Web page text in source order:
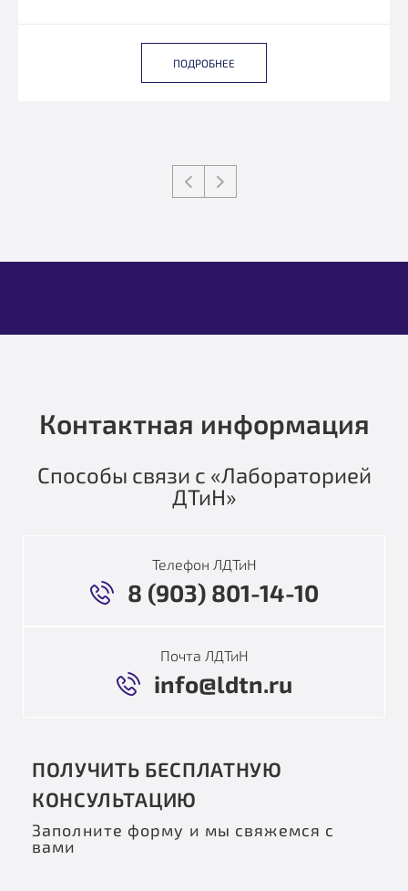
ПОДРОБНЕЕ
Контактная информация
Способы связи с «Лабораторией
ДТиН»
Телефон ЛДТиН
8 (903) 801-14-10
Почта ЛДТиН
info@ldtn.ru
ПОЛУЧИТЬ БЕСПЛАТНУЮ
КОНСУЛЬТАЦИЮ
Заполните форму и мы свяжемся с
вами